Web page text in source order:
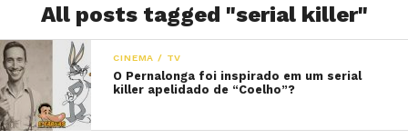
All posts tagged "serial killer"
CINEMA / TV
O Pernalonga foi inspirado em um serial
killer apelidado de “Coelho”?